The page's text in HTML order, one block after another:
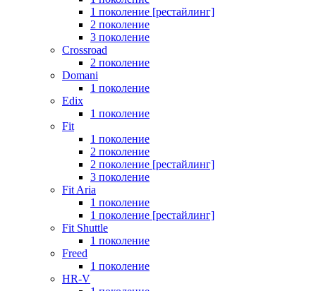
1 поколение [рестайлинг]
2 поколение
3 поколение
Crossroad
2 поколение
Domani
1 поколение
Edix
1 поколение
Fit
1 поколение
2 поколение
2 поколение [рестайлинг]
3 поколение
Fit Aria
1 поколение
1 поколение [рестайлинг]
Fit Shuttle
1 поколение
Freed
1 поколение
HR-V